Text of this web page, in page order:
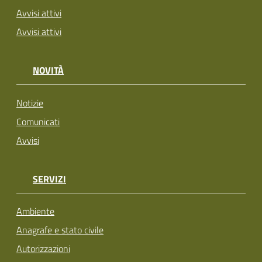
Avvisi attivi
Avvisi attivi
NOVITÀ
Notizie
Comunicati
Avvisi
SERVIZI
Ambiente
Anagrafe e stato civile
Autorizzazioni